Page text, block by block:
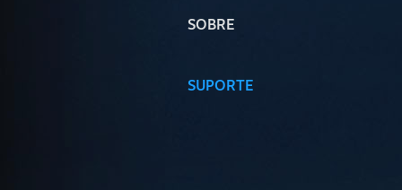
SOBRE
SUPORTE